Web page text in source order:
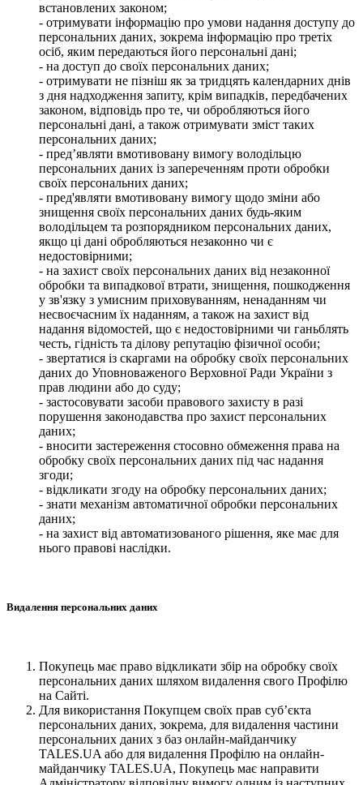
встановлених законом;
- отримувати інформацію про умови надання доступу до
персональних даних, зокрема інформацію про третіх
осіб, яким передаються його персональні дані;
- на доступ до своїх персональних даних;
- отримувати не пізніш як за тридцять календарних днів
з дня надходження запиту, крім випадків, передбачених
законом, відповідь про те, чи обробляються його
персональні дані, а також отримувати зміст таких
персональних даних;
- пред’являти вмотивовану вимогу володільцю
персональних даних із запереченням проти обробки
своїх персональних даних;
- пред'являти вмотивовану вимогу щодо зміни або
знищення своїх персональних даних будь-яким
володільцем та розпорядником персональних даних,
якщо ці дані обробляються незаконно чи є
недостовірними;
- на захист своїх персональних даних від незаконної
обробки та випадкової втрати, знищення, пошкодження
у зв'язку з умисним приховуванням, ненаданням чи
несвоєчасним їх наданням, а також на захист від
надання відомостей, що є недостовірними чи ганьблять
честь, гідність та ділову репутацію фізичної особи;
- звертатися із скаргами на обробку своїх персональних
даних до Уповноваженого Верховної Ради України з
прав людини або до суду;
- застосовувати засоби правового захисту в разі
порушення законодавства про захист персональних
даних;
- вносити застереження стосовно обмеження права на
обробку своїх персональних даних під час надання
згоди;
- відкликати згоду на обробку персональних даних;
- знати механізм автоматичної обробки персональних
даних;
- на захист від автоматизованого рішення, яке має для
нього правові наслідки.
Видалення персональних даних
Покупець має право відкликати збір на обробку своїх
персональних даних шляхом видалення свого Профілю
на Сайті.
Для використання Покупцем своїх прав суб’єкта
персональних даних, зокрема, для видалення частини
персональних даних з баз онлайн-майданчику
TALES.UA або для видалення Профілю на онлайн-
майданчику TALES.UA, Покупець має направити